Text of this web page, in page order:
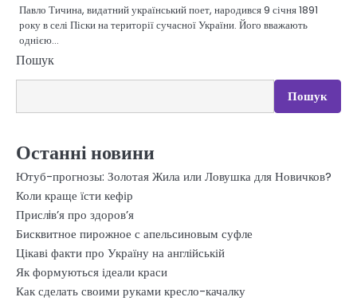
Павло Тичина, видатний український поет, народився 9 січня 1891
року в селі Піски на території сучасної України. Його вважають
однією…
Пошук
Пошук
Останні новини
Ютуб-прогнозы: Золотая Жила или Ловушка для Новичков?
Коли краще їсти кефір
Прислiв’я про здоров’я
Бисквитное пирожное с апельсиновым суфле
Цікаві факти про Україну на англійській
Як формуються ідеали краси
Как сделать своими руками кресло-качалку